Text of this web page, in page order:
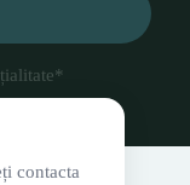
*
contacta